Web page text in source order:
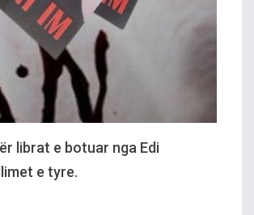
librat e botuar nga Edi
e tyre.